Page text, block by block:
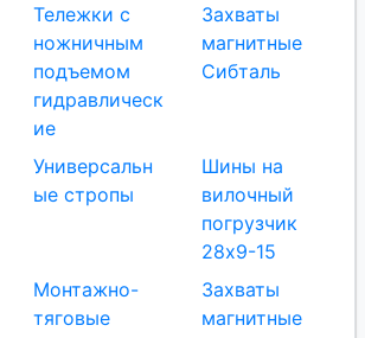
Тележки с
ножничным
подъемом
гидравлическ
ие
Захваты
магнитные
Сибталь
Универсальн
ые стропы
Шины на
вилочный
погрузчик
28х9-15
Монтажно-
тяговые
Захваты
магнитные